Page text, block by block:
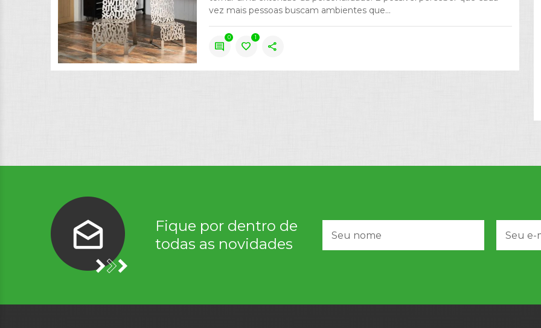
vez mais pessoas buscam ambientes que...
comment
0
favorite
1
share
Fique por dentro de
todas as novidades